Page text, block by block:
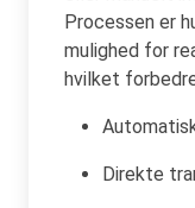
Processen er
mulighed for
hvilket
Direkte